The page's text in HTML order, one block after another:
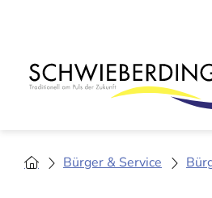
Bürger & Service